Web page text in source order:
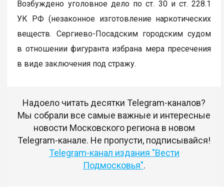
Возбуждено уголовное дело по ст. 30 и ст. 228.1
УК РФ (незаконное изготовление наркотических
веществ. Сергиево-Посадским городским судом
в отношении фигуранта избрана мера пресечения
в виде заключения под стражу.
Надоело читать десятки Telegram-каналов?
Мы собрали все самые важные и интересные
новости Московского региона в новом
Telegram-канале. Не пропусти, подписывайся!
Telegram-канал издания "Вести
Подмосковья".